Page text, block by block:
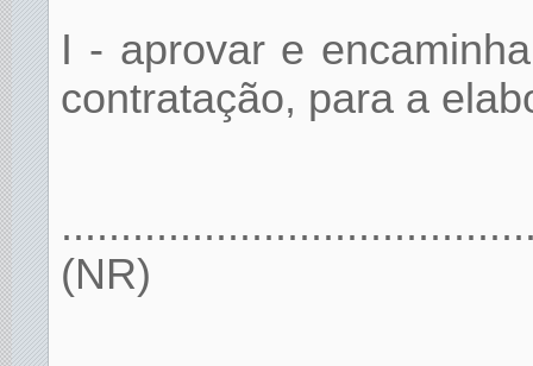
I - aprovar e
contratação, para a
(NR)